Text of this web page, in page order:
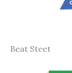
Beat Steet